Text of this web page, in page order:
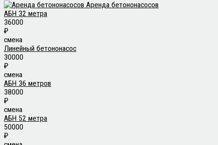
Аренда бетононасосов
АБН 32 метра
36000
₽
смена
Линейный бетононасос
30000
₽
смена
АБН 36 метров
38000
₽
смена
АБН 52 метра
50000
₽